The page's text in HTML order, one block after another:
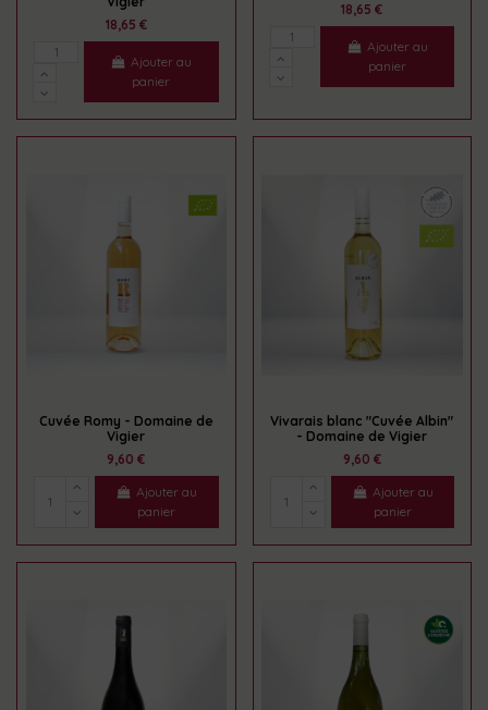
18,65 €
Ajouter au
panier
18,65 €
Ajouter au
panier
Cuvée Romy - Domaine de
Vigier
9,60 €
Ajouter au
panier
Vivarais blanc "Cuvée Albin"
- Domaine de Vigier
9,60 €
Ajouter au
panier